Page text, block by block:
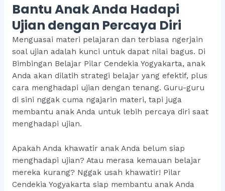
Bantu Anak Anda Hadapi
Ujian dengan Percaya Diri
Menguasai materi pelajaran dan terbiasa ngerjain
soal ujian adalah kunci untuk dapat nilai bagus. Di
Bimbingan Belajar Pilar Cendekia Yogyakarta, anak
Anda akan dilatih strategi belajar yang efektif, plus
cara menghadapi ujian dengan tenang. Guru-guru
di sini nggak cuma ngajarin materi, tapi juga
membantu anak Anda untuk lebih percaya diri saat
menghadapi ujian.
Apakah Anda khawatir anak Anda belum siap
menghadapi ujian? Atau merasa kemauan belajar
mereka kurang? Nggak usah khawatir! Pilar
Cendekia Yogyakarta siap membantu anak Anda